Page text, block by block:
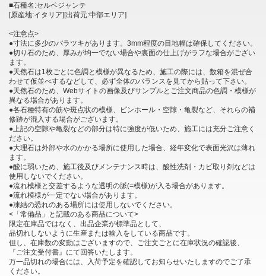
■石種名:セルペジャンテ
[原産地:イタリア][出荷元:中部エリア]
<注意点>
●寸法に多少のバラツキがあります。3mm程度の目地幅は確保してください。
●切り石のため、厚みが均一でない場合や裏面の仕上げがラフな場合がござい
ます。
●天然石は1枚ごとに色調と模様が異なるため、施工の際には、数箱を混ぜ合
わせて仮並べするなどして、必ず全体のバランスを見てから貼って下さい。
●天然石のため、Webサイトの画像及びサンプルとご注文商品の色調・模様が
異なる場合があります。
●各石種特有の筋や斑点状の模様、ピンホール・空隙・亀裂など、それらの補
修跡が混入する場合がございます。
●上記の空隙や亀裂などの部分は特に強度が低いため、施工には充分ご注意く
ださい。
●大理石は外部や水のかかる場所に使用した場合、経年変化で表面光沢は薄れ
ます。
●酸に弱いため、施工後及びメンテナンス時は、酸性洗剤・カビ取り剤などは
使用しないでください。
●流れ模様と交差するような透明の脈(=模様)が入る場合があります。
●流れ模様が一定でない場合があります。
●凍結の恐れのある場所には使用しないでください。
<「常備品」と記載のある商品について>
限定在庫品ではなく、出品企業が標準品として、
品切れしないように生産または輸入をしている商品です。
但し、在庫数の変動はございますので、ご注文ごとに在庫状況の確認後、
『ご注文受付書』にて回答いたします。
万一品切れの場合には、入荷予定を確認してお知らせいたしますのでご了承
ください。